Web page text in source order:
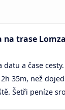
trase
a čase
35m, než
Šetři peníze